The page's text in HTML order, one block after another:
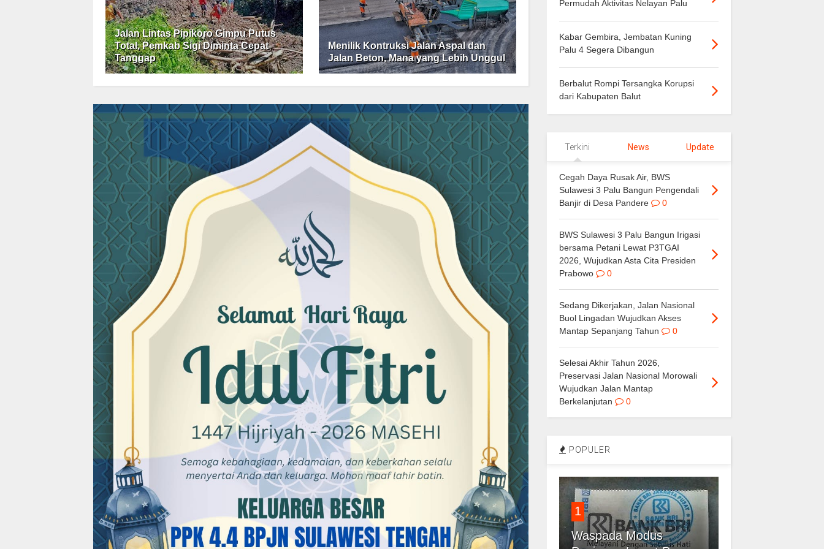
Jalan Lintas Pipikoro Gimpu Putus
Total, Pemkab Sigi Diminta Cepat
Tanggap
Menilik Kontruksi Jalan Aspal dan
Jalan Beton, Mana yang Lebih Unggul
Permudah Aktivitas Nelayan Palu
Kabar Gembira, Jembatan Kuning
Palu 4 Segera Dibangun
Berbalut Rompi Tersangka Korupsi
dari Kabupaten Balut
Terkini News Update
Cegah Daya Rusak Air, BWS
Sulawesi 3 Palu Bangun Pengendali
Banjir di Desa Pandere
0
BWS Sulawesi 3 Palu Bangun Irigasi
bersama Petani Lewat P3TGAI
2026, Wujudkan Asta Cita Presiden
Prabowo
0
Sedang Dikerjakan, Jalan Nasional
Buol Lingadan Wujudkan Akses
Mantap Sepanjang Tahun
0
Selesai Akhir Tahun 2026,
Preservasi Jalan Nasional Morowali
Wujudkan Jalan Mantap
Berkelanjutan
0
POPULER
1
Waspada Modus